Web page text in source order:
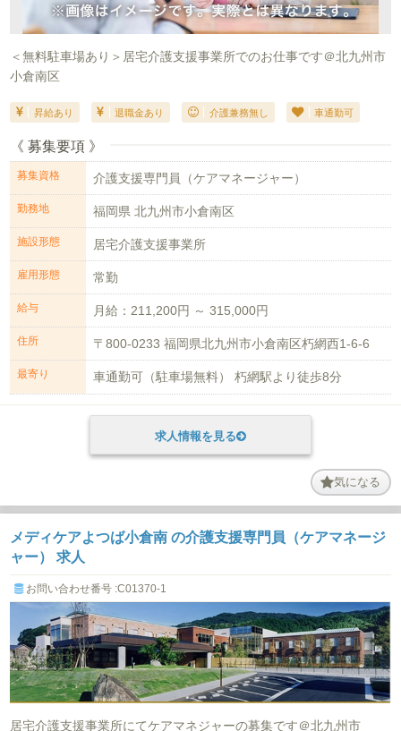
＜無料駐車場あり＞居宅介護支援事業所でのお仕事です＠北九州市
小倉南区
昇給あり 退職金あり 介護兼務無し 車通勤可
《 募集要項 》
募集資格 介護支援専門員（ケアマネージャー）
勤務地 福岡県 北九州市小倉南区
施設形態 居宅介護支援事業所
雇用形態 常勤
給与 月給：211,200円 ～ 315,000円
住所 〒800-0233 福岡県北九州市小倉南区朽網西1-6-6
最寄り 車通勤可（駐車場無料） 朽網駅より徒歩8分
求人情報を見る
気になる
メディケアよつば小倉南 の介護支援専門員（ケアマネージ
ャー） 求人
お問い合わせ番号 :C01370-1
居宅介護支援事業所にてケアマネジャーの募集です＠北九州市